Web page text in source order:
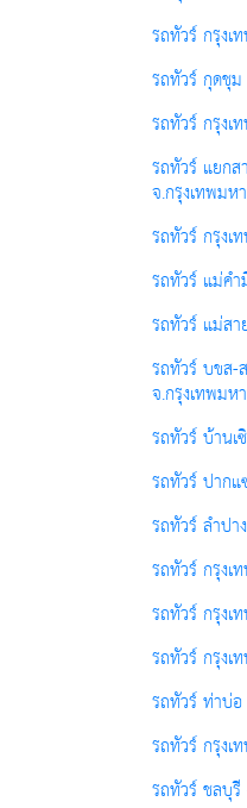
รถทัวร์ กรุงเ
รถทัวร์ กุดชุ
รถทัวร์ กรุงเ
รถทัวร์ แยก
จ.กรุงเทพมห
รถทัวร์ กรุง
รถทัวร์ แม่ค
รถทัวร์ แม่ส
รถทัวร์ บขส-
จ.กรุงเทพมห
รถทัวร์ บ้าน
รถทัวร์ ปาก
รถทัวร์ ลำป
รถทัวร์ กรุงเ
รถทัวร์ กรุง
รถทัวร์ กรุง
รถทัวร์ ท่าบ่
รถทัวร์ กรุงเ
รถทัวร์ ชลบุรี